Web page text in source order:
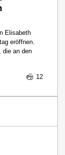
Elisabeth
eröffnen.
die an den
12